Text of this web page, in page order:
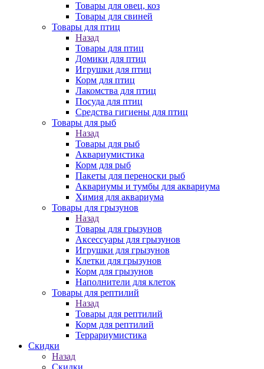
Товары для овец, коз
Товары для свиней
Товары для птиц
Назад
Товары для птиц
Домики для птиц
Игрушки для птиц
Корм для птиц
Лакомства для птиц
Посуда для птиц
Средства гигиены для птиц
Товары для рыб
Назад
Товары для рыб
Аквариумистика
Корм для рыб
Пакеты для переноски рыб
Аквариумы и тумбы для аквариума
Химия для аквариума
Товары для грызунов
Назад
Товары для грызунов
Аксессуары для грызунов
Игрушки для грызунов
Клетки для грызунов
Корм для грызунов
Наполнители для клеток
Товары для рептилий
Назад
Товары для рептилий
Корм для рептилий
Террариумистика
Скидки
Назад
Скидки